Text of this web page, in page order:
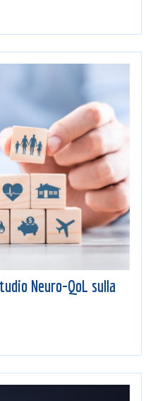
Neuro-QoL sulla